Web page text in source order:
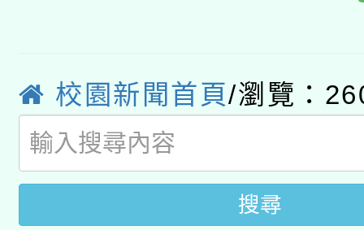
薪期間赴陸應申請許可
轉知經濟部水利署委託
業技術研究院辦理「
用水績優單位及節水達
115年8月22日(星期六
桃園市孔廟祈福系列
開 智慧啟航」
2026年桃園地景藝術
校園新聞首頁/瀏覽：
搜尋